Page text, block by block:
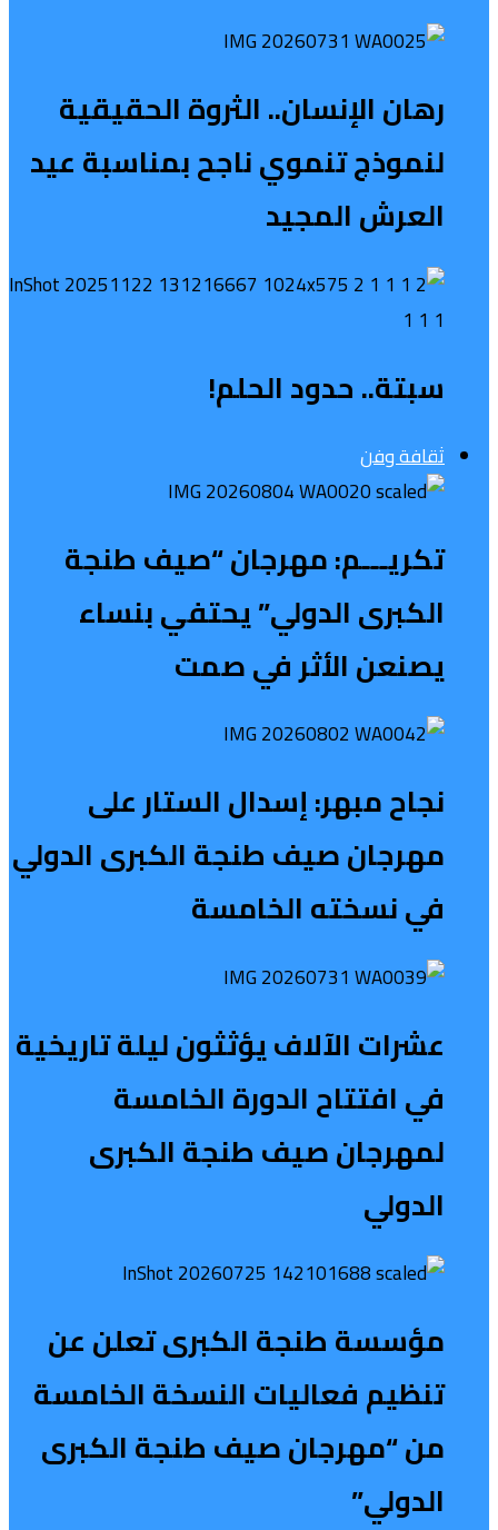
رهان الإنسان.. الثروة الحقيقية
لنموذج تنموي ناجح بمناسبة عيد
العرش المجيد
سبتة.. حدود الحلم!
ثقافة وفن
تكريـــم: مهرجان “صيف طنجة
الكبرى الدولي” يحتفي بنساء
يصنعن الأثر في صمت
نجاح مبهر: إسدال الستار على
مهرجان صيف طنجة الكبرى الدولي
في نسخته الخامسة
عشرات الآلاف يؤثثون ليلة تاريخية
في افتتاح الدورة الخامسة
لمهرجان صيف طنجة الكبرى
الدولي
مؤسسة طنجة الكبرى تعلن عن
تنظيم فعاليات النسخة الخامسة
من “مهرجان صيف طنجة الكبرى
الدولي”